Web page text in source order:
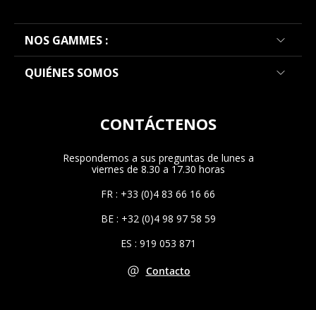
NOS GAMMES :
QUIÉNES SOMOS
CONTÁCTENOS
Respondemos a sus preguntas de lunes a
viernes de 8.30 a 17.30 horas
FR : +33 (0)4 83 66 16 66
BE : +32 (0)4 98 97 58 59
ES : 919 053 871
Contacto